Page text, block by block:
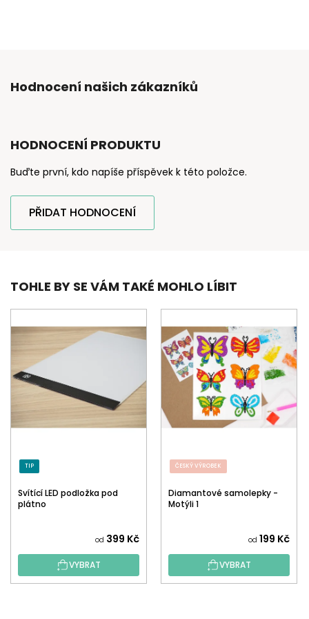
Hodnocení našich zákazníků
HODNOCENÍ PRODUKTU
Buďte první, kdo napíše příspěvek k této položce.
PŘIDAT HODNOCENÍ
TOHLE BY SE VÁM TAKÉ MOHLO LÍBIT
TIP
Svítící LED podložka pod
plátno
od 399 Kč
VYBRAT
ČESKÝ VÝROBEK
Diamantové samolepky -
Motýli 1
od 199 Kč
VYBRAT